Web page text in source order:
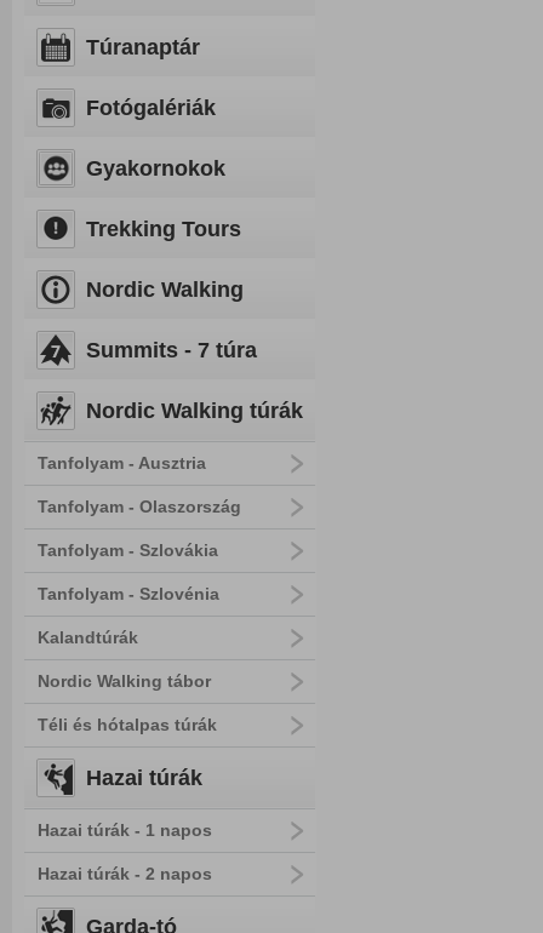
Túranaptár
Fotógalériák
Gyakornokok
Trekking Tours
Nordic Walking
Summits - 7 túra
Nordic Walking túrák
Tanfolyam - Ausztria
Tanfolyam - Olaszország
Tanfolyam - Szlovákia
Tanfolyam - Szlovénia
Kalandtúrák
Nordic Walking tábor
Téli és hótalpas túrák
Hazai túrák
Hazai túrák - 1 napos
Hazai túrák - 2 napos
Garda-tó